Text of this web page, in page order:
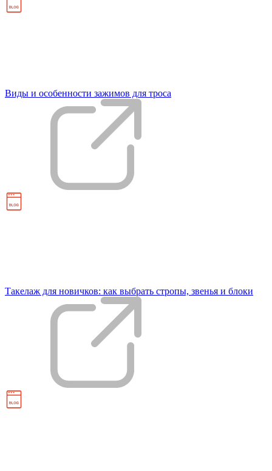
Виды и особенности зажимов для троса
Такелаж для новичков: как выбрать стропы, звенья и блоки